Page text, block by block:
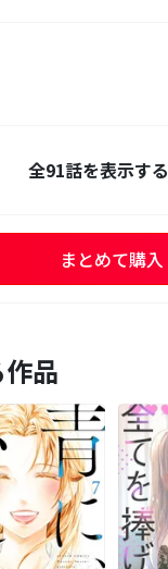
全91話を表示する
まとめて購入
品